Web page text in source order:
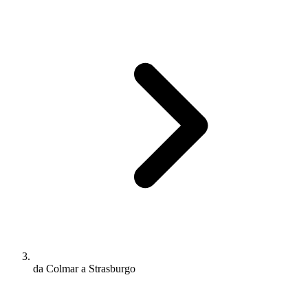
da Colmar a Strasburgo